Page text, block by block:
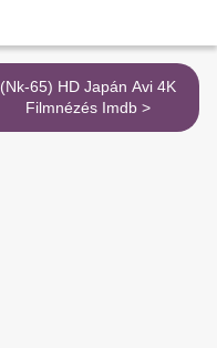
(Nk-65) HD Japán Avi 4K
Filmnézés Imdb >